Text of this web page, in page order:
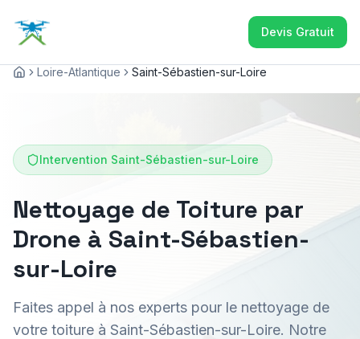
Devis Gratuit
AccueilLoire-Atlantique Saint-Sébastien-sur-Loire
Intervention Saint-Sébastien-sur-Loire
Nettoyage de Toiture par
Drone à Saint-Sébastien-
sur-Loire
Faites appel à nos experts pour le nettoyage de
votre toiture à Saint-Sébastien-sur-Loire. Notre